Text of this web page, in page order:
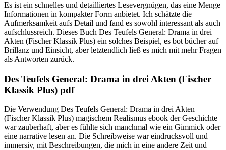
Es ist ein schnelles und detailliertes Lesevergnügen, das eine Menge
Informationen in kompakter Form anbietet. Ich schätzte die
Aufmerksamkeit aufs Detail und fand es sowohl interessant als auch
aufschlussreich. Dieses Buch Des Teufels General: Drama in drei
Akten (Fischer Klassik Plus) ein solches Beispiel, es bot bücher auf
Brillanz und Einsicht, aber letztendlich ließ es mich mit mehr Fragen
als Antworten zurück.
Des Teufels General: Drama in drei Akten (Fischer
Klassik Plus) pdf
Die Verwendung Des Teufels General: Drama in drei Akten
(Fischer Klassik Plus) magischem Realismus ebook der Geschichte
war zauberhaft, aber es fühlte sich manchmal wie ein Gimmick oder
eine narrative lesen an. Die Schreibweise war eindrucksvoll und
immersiv, mit Beschreibungen, die mich in eine andere Zeit und